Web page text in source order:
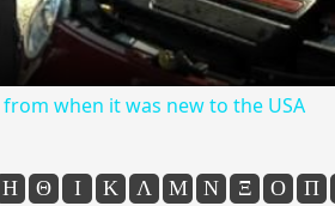
when it was new to the USA
Η Θ Ι Κ Λ Μ Ν Ξ Ο Π